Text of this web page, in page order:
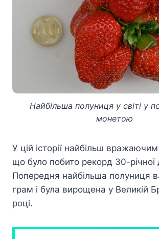
Найбільша полуниця у світі у
монетою
У цій історії найбільш
що було побито рекорд 30-річної
Попередня найбільша полуниця
грам і була вирощена у Великій
році.